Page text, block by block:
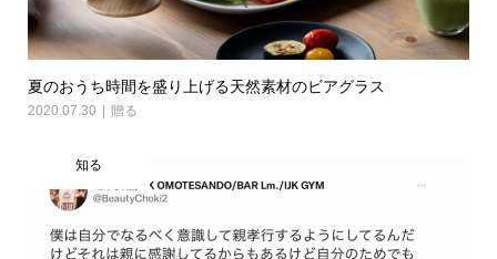
夏のおうち時間を盛り上げる天然素材のビアグラス
2020.07.30 贈る
知る